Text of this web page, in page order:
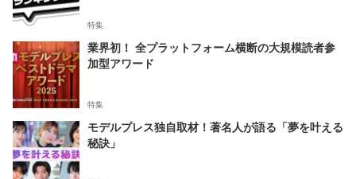
特集
業界初！ 全プラットフォーム横断の大規模読者参
加型アワード
特集
モデルプレス独自取材！著名人が語る「夢を叶える
秘訣」